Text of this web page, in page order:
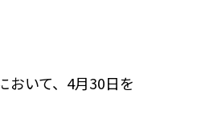
おいて、4月30日を